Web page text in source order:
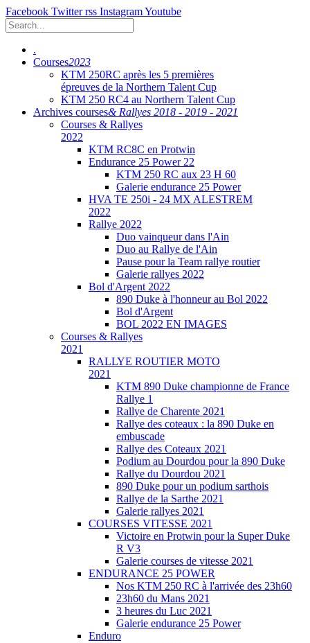
Facebook Twitter rss InstagramYoutube
.
Courses2023
KTM 250RC après les 5 premières
épreuves de la Northern Talent Cup
KTM 250 RC4 au Northern Talent Cup
Archives courses& Rallyes 2018 - 2019 - 2021
Courses & Rallyes
2022
KTM RC8C en Protwin
Endurance 25 Power 22
KTM 250 RC aux 23 H 60
Galerie endurance 25 Power
HVA TE 250i - 24 MX ALESTREM
2022
Rallye 2022
Duo vainqueur dans l'Ain
Duo au Rallye de l'Ain
Pause pour la Team rallye routier
Galerie rallyes 2022
Bol d'Argent 2022
890 Duke à l'honneur au Bol 2022
Bol d'Argent
BOL 2022 EN IMAGES
Courses & Rallyes
2021
RALLYE ROUTIER MOTO
2021
KTM 890 Duke championne de France
Rallye 1
Rallye de Charente 2021
Rallye des coteaux : la 890 Duke en
embuscade
Rallye des Coteaux 2021
Podium au Dourdou pour la 890 Duke
Rallye du Dourdou 2021
890 Duke pour un podium sarthois
Rallye de la Sarthe 2021
Galerie rallyes 2021
COURSES VITESSE 2021
Victoire en Protwin pour la Super Duke
R V3
Galerie courses de vitesse 2021
ENDURANCE 25 POWER
Nos KTM 250 RC à l'arrivée des 23h60
23h60 du Mans 2021
3 heures du Luc 2021
Galerie endurance 25 Power
Enduro